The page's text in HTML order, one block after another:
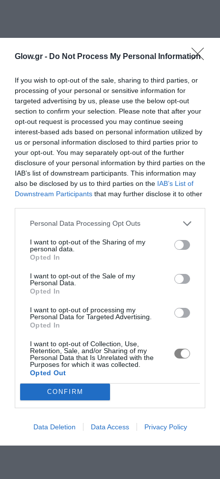
Glow.gr - Do Not Process My Personal Information
If you wish to opt-out of the sale, sharing to third parties, or
processing of your personal or sensitive information for
targeted advertising by us, please use the below opt-out
section to confirm your selection. Please note that after your
opt-out request is processed you may continue seeing
interest-based ads based on personal information utilized by
us or personal information disclosed to third parties prior to
your opt-out. You may separately opt-out of the further
disclosure of your personal information by third parties on the
IAB’s list of downstream participants. This information may
also be disclosed by us to third parties on the IAB’s List of
Downstream Participants that may further disclose it to other
Personal Data Processing Opt Outs
I want to opt-out of the Sharing of my
personal data.
Opted In
I want to opt-out of the Sale of my
Personal Data.
Opted In
I want to opt-out of processing my
Personal Data for Targeted Advertising.
Opted In
I want to opt-out of Collection, Use,
Retention, Sale, and/or Sharing of my
Personal Data that Is Unrelated with the
Purposes for which it was collected.
Opted Out
CONFIRM
Data Deletion Data Access Privacy Policy